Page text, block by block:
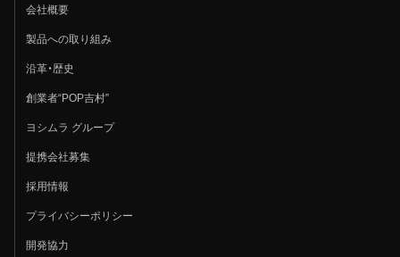
会社概要
製品への取り組み
沿革・歴史
創業者“POP吉村”
ヨシムラ グループ
提携会社募集
採用情報
プライバシーポリシー
開発協力